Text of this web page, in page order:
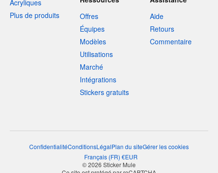
Acryliques
Plus de produits
Offres
Équipes
Modèles
Utilisations
Marché
Intégrations
Stickers gratuits
Aide
Retours
Commentaire
ConfidentialitéConditionsLégalPlan du siteGérer les cookies
Français (FR) €EUR
© 2026 Sticker Mule